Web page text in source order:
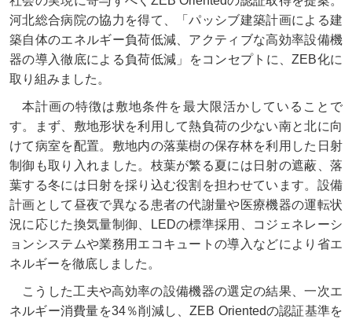
河北総合病院の協力を得て、「パッシブ建築計画による建
築自体のエネルギー負荷低減、アクティブな高効率設備機
器の導入徹底による負荷低減」をコンセプトに、ZEB化に
取り組みました。
本計画の特徴は敷地条件を最大限活かしていることで
す。まず、敷地形状を利用して熱負荷の少ない南と北に向
けて病室を配置。敷地内の落葉樹の保存林を利用した日射
制御も取り入れました。枝葉が繁る夏には日射の遮蔽、落
葉する冬には日射を採り込む役割を担わせています。設備
計画として昼夜で異なる患者の代謝量や医療機器の運転状
況に応じた換気量制御、LEDの標準採用、コジェネレーシ
ョンシステムや業務用エコキュートの導入などにより省エ
ネルギーを徹底しました。
こうした工夫や高効率の設備機器の選定の結果、一次エ
ネルギー消費量を34％削減し、ZEB Orientedの認証基準を